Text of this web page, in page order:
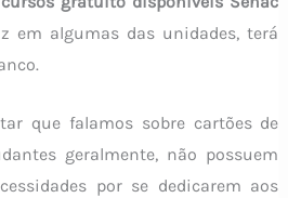
em algumas das unidades, terá
que falamos sobre cartões de
geralmente, não possuem
por se dedicarem aos